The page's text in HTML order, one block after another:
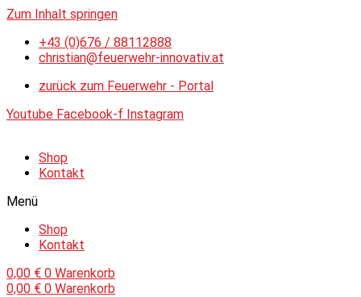
Zum Inhalt springen
+43 (0)676 / 88112888
christian@feuerwehr-innovativ.at
zurück zum Feuerwehr - Portal
Youtube Facebook-f Instagram
Shop
Kontakt
Menü
Shop
Kontakt
0,00 € 0 Warenkorb
0,00 € 0 Warenkorb